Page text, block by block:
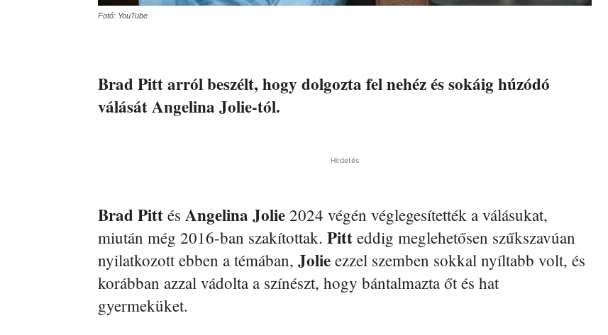
Fotó: YouTube
Brad Pitt arról beszélt, hogy dolgozta fel nehéz és sokáig húzódó
válását Angelina Jolie-tól.
Hirdetés
Brad Pitt és Angelina Jolie 2024 végén véglegesítették a válásukat,
miután még 2016-ban szakítottak. Pitt eddig meglehetősen szűkszavúan
nyilatkozott ebben a témában, Jolie ezzel szemben sokkal nyíltabb volt, és
korábban azzal vádolta a színészt, hogy bántalmazta őt és hat
gyermeküket.